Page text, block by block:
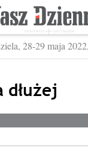
28-29 maja
dłużej